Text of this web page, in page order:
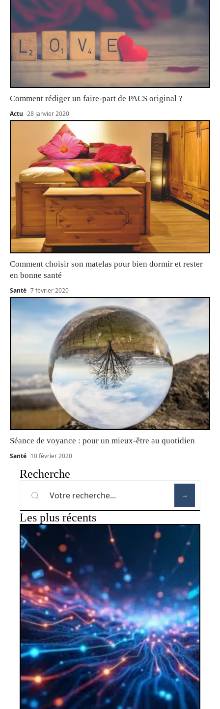
Comment rédiger un faire-part de PACS original ?
Actu 28 janvier 2020
Comment choisir son matelas pour bien dormir et rester
en bonne santé
Santé 7 février 2020
Séance de voyance : pour un mieux-être au quotidien
Santé 10 février 2020
Recherche
Les plus récents